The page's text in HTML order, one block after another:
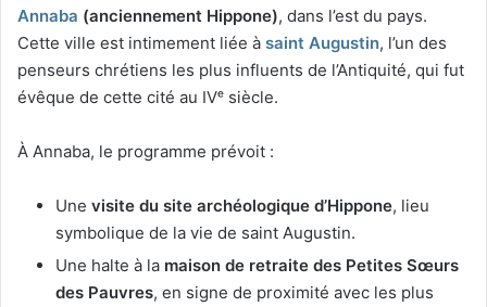
Annaba (anciennement Hippone), dans l’est du pays.
Cette ville est intimement liée à saint Augustin, l’un des
penseurs chrétiens les plus influents de l’Antiquité, qui fut
évêque de cette cité au IVᵉ siècle.
À Annaba, le programme prévoit :
Une visite du site archéologique d’Hippone, lieu
symbolique de la vie de saint Augustin.
Une halte à la maison de retraite des Petites Sœurs
des Pauvres, en signe de proximité avec les plus